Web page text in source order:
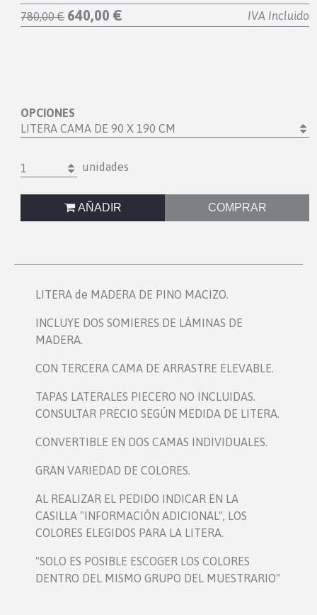
780,00 € 640,00 € IVA Incluido
OPCIONES
LITERA CAMA DE 90 X 190 CM
1 unidades
AÑADIR COMPRAR
LITERA de MADERA DE PINO MACIZO.
INCLUYE DOS SOMIERES DE LÁMINAS DE
MADERA.
CON TERCERA CAMA DE ARRASTRE ELEVABLE.
TAPAS LATERALES PIECERO NO INCLUIDAS.
CONSULTAR PRECIO SEGÚN MEDIDA DE LITERA.
CONVERTIBLE EN DOS CAMAS INDIVIDUALES.
GRAN VARIEDAD DE COLORES.
AL REALIZAR EL PEDIDO INDICAR EN LA
CASILLA "INFORMACIÓN ADICIONAL", LOS
COLORES ELEGIDOS PARA LA LITERA.
"SOLO ES POSIBLE ESCOGER LOS COLORES
DENTRO DEL MISMO GRUPO DEL MUESTRARIO"